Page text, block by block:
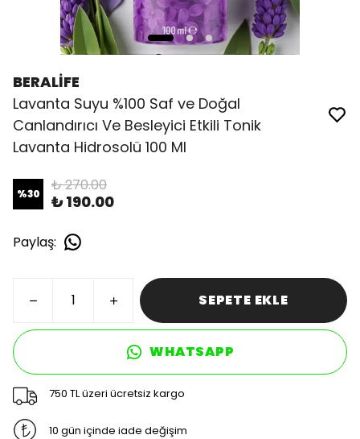
BERALİFE
Lavanta Suyu %100 Saf ve Doğal
Canlandırıcı Ve Besleyici Etkili Tonik
Lavanta Hidrosolü 100 Ml
%30 ₺ 270.00
₺ 190.00
Paylaş:
SEPETE EKLE
WHATSAPP
750 TL üzeri ücretsiz kargo
10 gün içinde iade değişim